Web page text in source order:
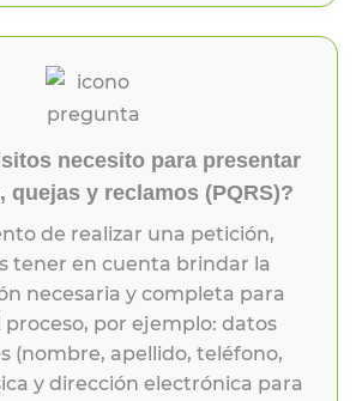
necesito para presentar
quejas y reclamos (PQRS)?
de realizar una petición,
tener en cuenta brindar la
necesaria y completa para
proceso, por ejemplo: datos
(nombre, apellido, teléfono,
y dirección electrónica para